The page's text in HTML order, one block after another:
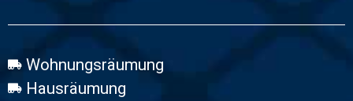
Wohnungsräumung
Hausräumung